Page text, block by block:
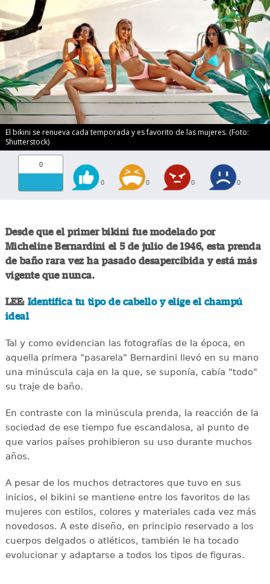
El bikini se renueva cada temporada y es favorito de las mujeres. (Foto:
Shutterstock)
0
0 0 0 0
Desde que el primer bikini fue modelado por
Micheline Bernardini el 5 de julio de 1946, esta prenda
de baño rara vez ha pasado desapercibida y está más
vigente que nunca.
LEE: Identifica tu tipo de cabello y elige el champú
ideal
Tal y como evidencian las fotografías de la época, en
aquella primera "pasarela" Bernardini llevó en su mano
una minúscula caja en la que, se suponía, cabía "todo"
su traje de baño.
En contraste con la minúscula prenda, la reacción de la
sociedad de ese tiempo fue escandalosa, al punto de
que varios países prohibieron su uso durante muchos
años.
A pesar de los muchos detractores que tuvo en sus
inicios, el bikini se mantiene entre los favoritos de las
mujeres con estilos, colores y materiales cada vez más
novedosos. A este diseño, en principio reservado a los
cuerpos delgados o atléticos, también le ha tocado
evolucionar y adaptarse a todos los tipos de figuras.